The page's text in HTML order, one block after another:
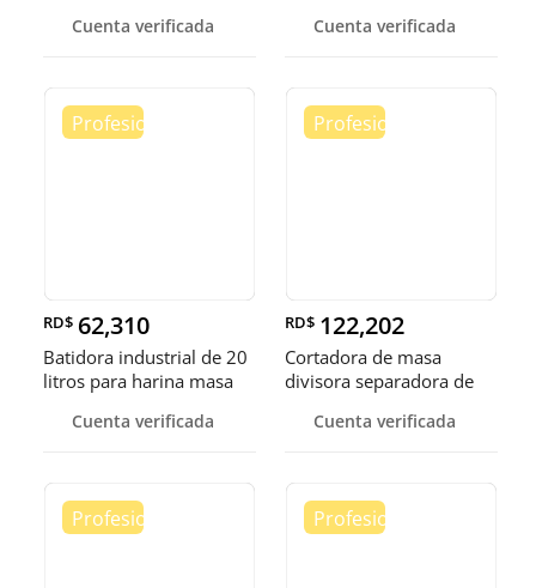
Cuenta verificada Cuenta verificada
RD$ 62,310
Batidora industrial de 20
litros para harina masa
Cuenta verificada
RD$ 122,202
Cortadora de masa
divisora separadora de
Cuenta verificada